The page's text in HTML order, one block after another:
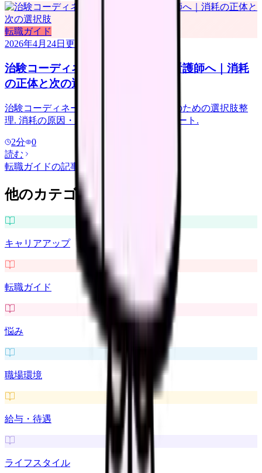
転職ガイド
2026年4月24日 更新
治験コーディネーターを辞めたい看護師へ｜消耗
の正体と次の選択肢
治験コーディネーターで辞めたい看護師のための選択肢整
理. 消耗の原因・続けるメリット・転職ルート.
2分
0
読む
転職ガイドの記事をもっと見る
他のカテゴリを探す
キャリアアップ
転職ガイド
悩み
職場環境
給与・待遇
ライフスタイル